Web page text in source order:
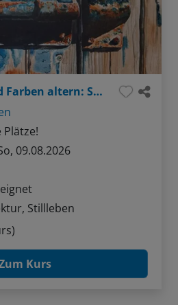
Wo Holz atmet und Farben altern: Strukturen im Aquarell
09.08.2026
Stillleben
Kurs